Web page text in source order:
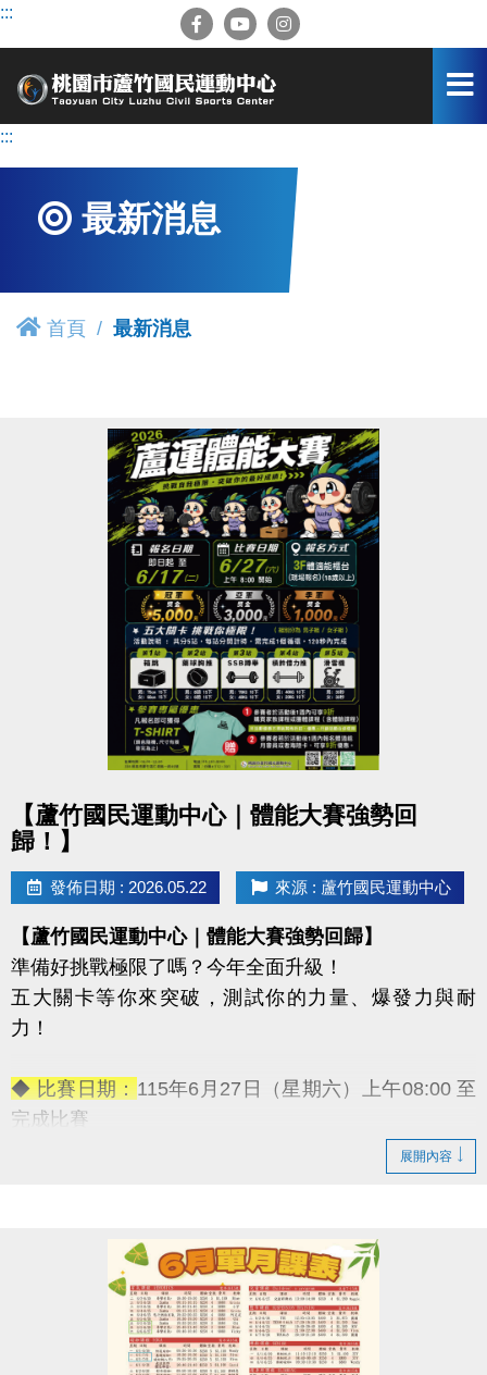
跳
容
:::
:::
最新消息
首頁 最新消息
【蘆竹國民運動中心｜體能大賽強勢回
歸！】
發佈日期 : 2026.05.22 來源 : 蘆竹國民運動中心
【蘆竹國民運動中心｜體能大賽強勢回歸】
準備好挑戰極限了嗎？今年全面升級！
五大關卡等你來突破，測試你的力量、爆發力與耐
力！
◆ 比賽日期：115年6月27日（星期六）上午08:00 至
完成比賽
18歲以上皆可參加（男子組／女子組）
【免費報名】！
◆ 活動獎勵：
→ 冠軍獎金：5,000元
→ 亞軍獎金：3,000元
展開內容